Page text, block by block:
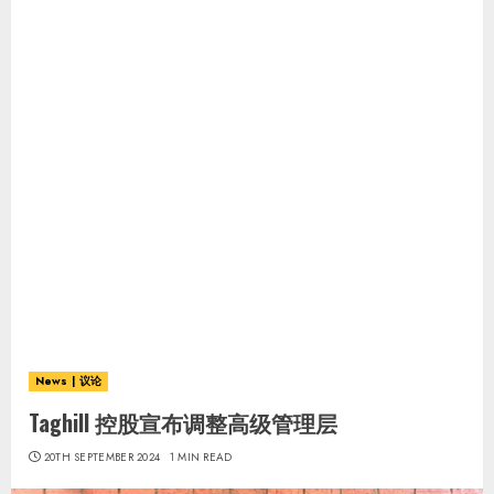
News | 议论
Taghill 控股宣布调整高级管理层
20TH SEPTEMBER 2024 1 MIN READ